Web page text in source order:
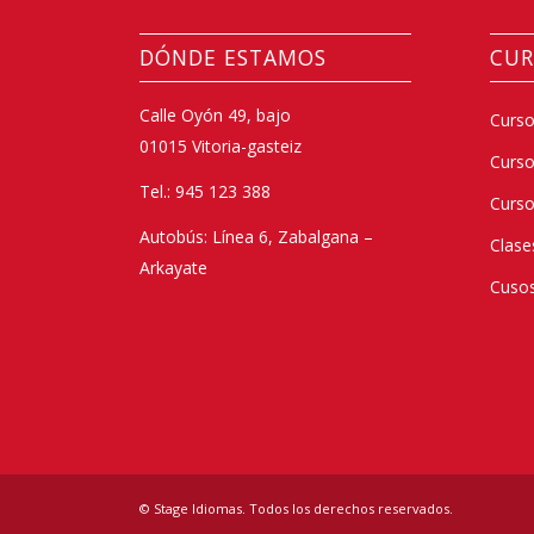
DÓNDE ESTAMOS
Calle Oyón 49, bajo
01015 Vitoria-gasteiz
Tel.: 945 123 388
Autobús: Línea 6, Zabalgana –
Arkayate
© Stage Idiomas. Todos los derechos reservados.